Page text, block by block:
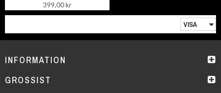
399,00 kr
INFORMATION
GROSSIST